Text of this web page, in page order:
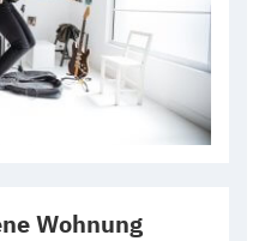
Wohnung